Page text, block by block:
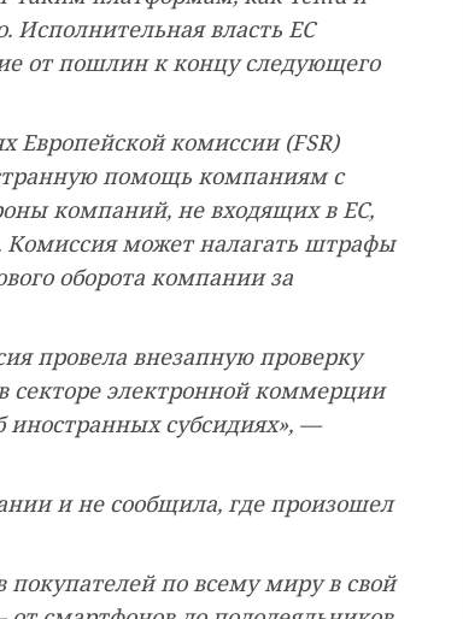
Исполнительная власть ЕС
от пошлин к концу следующего
Европейской комиссии (FSR)
помощь компаниям с
компаний, не входящих в ЕС,
Комиссия может налагать штрафы
оборота компании за
провела внезапную проверку
электронной коммерции
иностранных субсидиях», —
и не сообщила, где произошел
по всему миру в свой